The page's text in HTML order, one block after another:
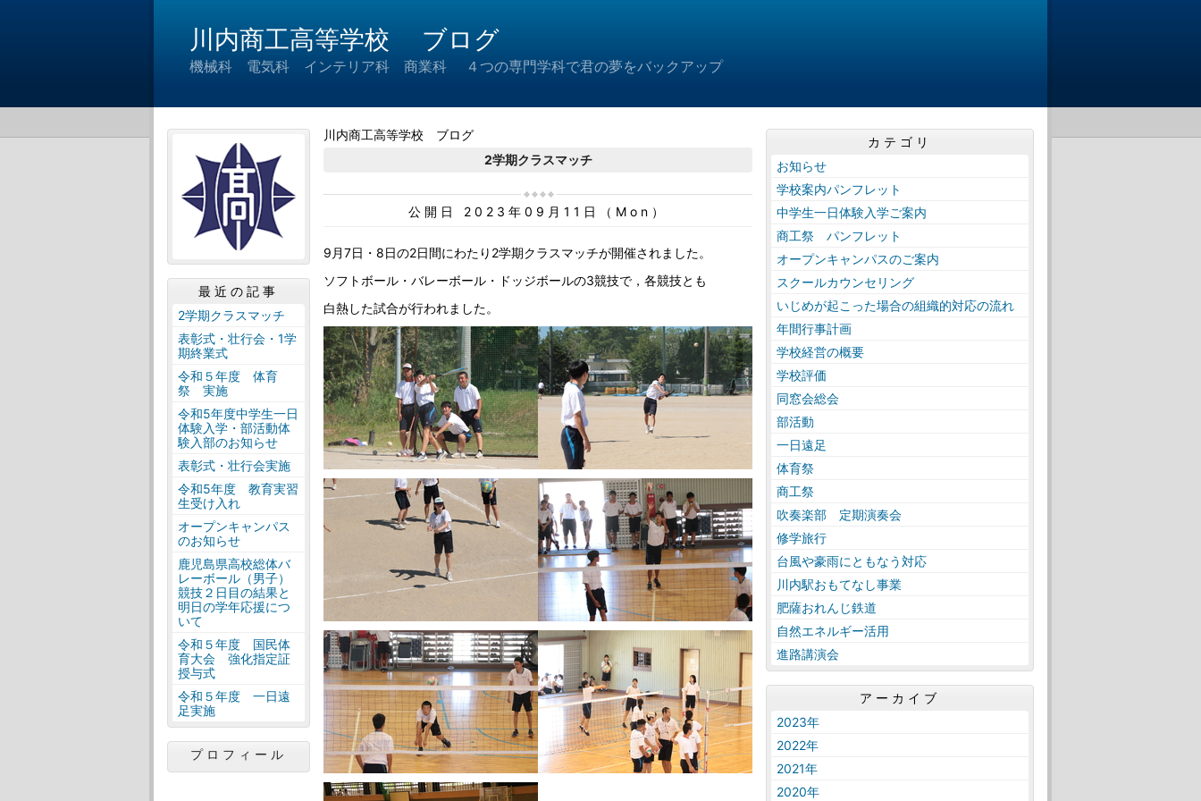
川内商工高等学校 ブログ
機械科 電気科 インテリア科 商業科 ４つの専門学科で君の夢をバックアップ
川内商工高等学校 ブログ
2学期クラスマッチ
公開日 2023年09月11日（Mon）
9月7日・8日の2日間にわたり2学期クラスマッチが開催されました。
ソフトボール・バレーボール・ドッジボールの3競技で，各競技とも
白熱した試合が行われました。
最近の記事
2学期クラスマッチ
表彰式・壮行会・1学
期終業式
令和５年度 体育
祭 実施
令和5年度中学生一日
体験入学・部活動体
験入部のお知らせ
表彰式・壮行会実施
令和5年度 教育実習
生受け入れ
オープンキャンパス
のお知らせ
鹿児島県高校総体バ
レーボール（男子）
競技２日目の結果と
明日の学年応援につ
いて
令和５年度 国民体
育大会 強化指定証
授与式
令和５年度 一日遠
足実施
プロフィール
カテゴリ
お知らせ
学校案内パンフレット
中学生一日体験入学ご案内
商工祭 パンフレット
オープンキャンパスのご案内
スクールカウンセリング
いじめが起こった場合の組織的対応の流れ
年間行事計画
学校経営の概要
学校評価
同窓会総会
部活動
一日遠足
体育祭
商工祭
吹奏楽部 定期演奏会
修学旅行
台風や豪雨にともなう対応
川内駅おもてなし事業
肥薩おれんじ鉄道
自然エネルギー活用
進路講演会
アーカイブ
2023年
2022年
2021年
2020年